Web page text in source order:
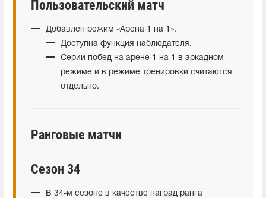
Пользовательский матч
Добавлен режим «Арена 1 на 1».
Доступна функция наблюдателя.
Серии побед на арене 1 на 1 в аркадном
режиме и в режиме тренировки считаются
отдельно.
Ранговые матчи
Сезон 34
В 34-м сезоне в качестве наград ранга